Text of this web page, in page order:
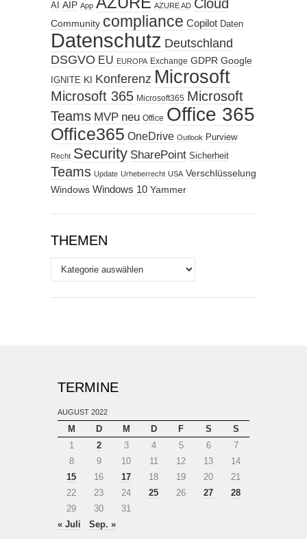
AI AIP App AZURE AD Cloud
Community compliance Copilot Daten
Datenschutz Deutschland
DSGVO EU EUROPA Exchange GDPR Google
IGNITE KI Konferenz Microsoft
Microsoft 365 Microsoft365 Microsoft
Teams MVP neu Office Office 365
Office365 OneDrive Outlook Purview
Recht Security SharePoint Sicherheit
Teams Update Urheberrecht USA Verschlüsselung
Windows Windows 10 Yammer
THEMEN
Themen
TERMINE
AUGUST 2022
M D M D F S
S
1
2 3 4 5 6
7
8
9 10 11 12 13
14
15
16 17 18 19 20
21
22
23 24 25 26 27
28
29
30
31
« Juli
Sep. »